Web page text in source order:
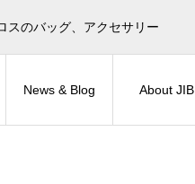
スのバッグ、アクセサリー
News & Blog About JIB